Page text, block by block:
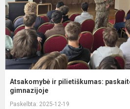
Atsakomybė ir pilietiškumas:
gimnazijoje
Paskelbta: 2025-12-19